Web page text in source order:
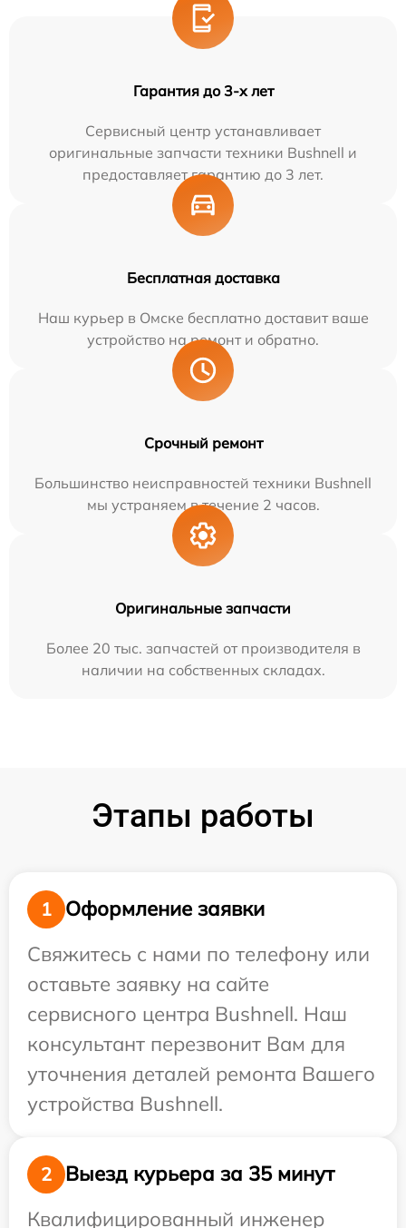
Гарантия до 3-х лет
Сервисный центр устанавливает
оригинальные запчасти техники Bushnell и
предоставляет гарантию до 3 лет.
Бесплатная доставка
Наш курьер в Омске бесплатно доставит ваше
устройство на ремонт и обратно.
Срочный ремонт
Большинство неисправностей техники Bushnell
мы устраняем в течение 2 часов.
Оригинальные запчасти
Более 20 тыс. запчастей от производителя в
наличии на собственных складах.
Этапы работы
1
Оформление заявки
Свяжитесь с нами по телефону или
оставьте заявку на сайте
сервисного центра Bushnell. Наш
консультант перезвонит Вам для
уточнения деталей ремонта Вашего
устройства Bushnell.
2
Выезд курьера за 35 минут
Квалифицированный инженер